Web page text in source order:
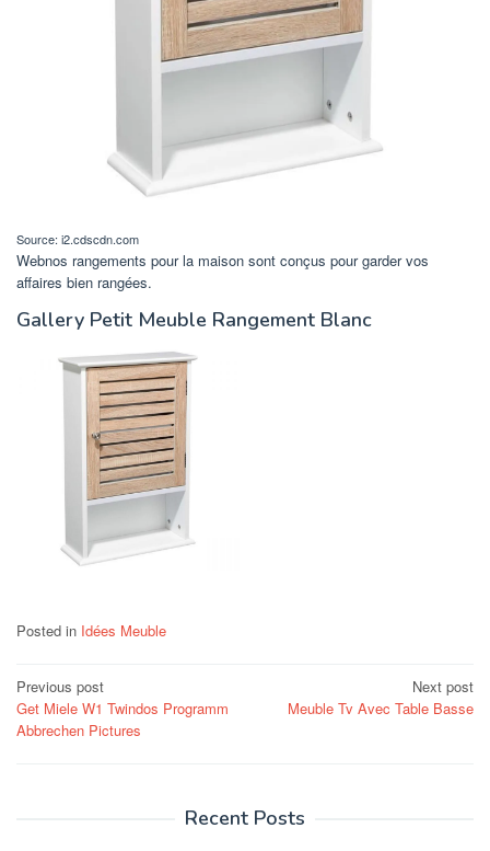
Source: i2.cdscdn.com
Webnos rangements pour la maison sont conçus pour garder vos
affaires bien rangées.
Gallery Petit Meuble Rangement Blanc
Posted in Idées Meuble
Post
navigation
Previous post
Get Miele W1 Twindos Programm
Abbrechen Pictures
Next post
Meuble Tv Avec Table Basse
Recent Posts